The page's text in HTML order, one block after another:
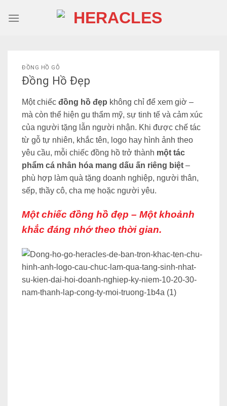
ĐỒNG HỒ GỖ
Đồng Hồ Đẹp
Một chiếc đồng hồ đẹp không chỉ để xem giờ –
mà còn thể hiện gu thẩm mỹ, sự tinh tế và cảm xúc
của người tặng lẫn người nhận. Khi được chế tác
từ gỗ tự nhiên, khắc tên, logo hay hình ảnh theo
yêu cầu, mỗi chiếc đồng hồ trở thành một tác
phẩm cá nhân hóa mang dấu ấn riêng biệt –
phù hợp làm quà tặng doanh nghiệp, người thân,
sếp, thầy cô, cha mẹ hoặc người yêu.
Một chiếc đồng hồ đẹp – Một khoảnh
khắc đáng nhớ theo thời gian.